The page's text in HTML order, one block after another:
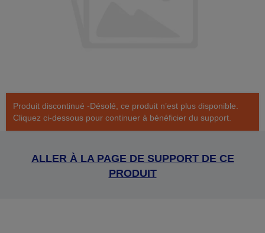
Produit discontinué -Désolé, ce produit n’est plus disponible.
Cliquez ci-dessous pour continuer à bénéficier du support.
ALLER À LA PAGE DE SUPPORT DE CE
PRODUIT